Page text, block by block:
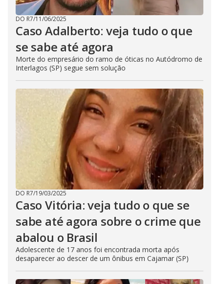
DO R7/11/06/2025
Caso Adalberto: veja tudo o que
se sabe até agora
Morte do empresário do ramo de óticas no Autódromo de
Interlagos (SP) segue sem solução
DO R7/19/03/2025
Caso Vitória: veja tudo o que se
sabe até agora sobre o crime que
abalou o Brasil
Adolescente de 17 anos foi encontrada morta após
desaparecer ao descer de um ônibus em Cajamar (SP)